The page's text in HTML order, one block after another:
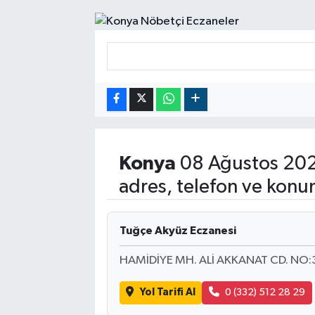
Konya 08 Ağustos
adres, telefon ve
Tuğçe Akyüz Eczanesi
HAMİDİYE MH. ALİ AKKANAT CD.
Yol Tarifi Al 0 (332) 512 28 29
RESMİ İLANLAR